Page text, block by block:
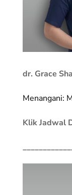
dr. Grace
Menangani:
Klik Jadwal